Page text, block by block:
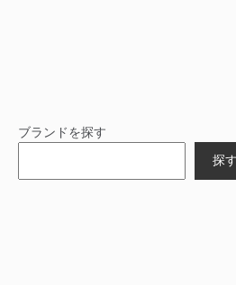
ブランドを探す
探す